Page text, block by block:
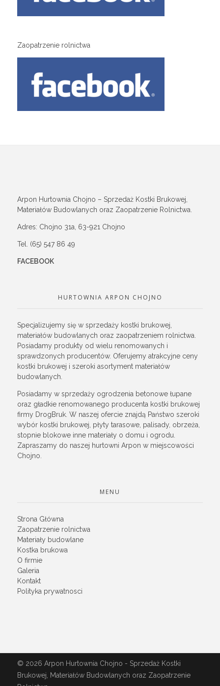
Zaopatrzenie rolnictwa
Arpon Hurtownia Chojno – Sprzedaż Kostki Brukowej,
Materiałów Budowlanych oraz Zaopatrzenie Rolnictwa.
Adres: Chojno 31a, 63-921 Chojno
Tel. (65) 547 86 49
FACEBOOK
HURTOWNIA ARPON CHOJNO
Specjalizujemy się w sprzedaży kostki brukowej,
materiałów budowlanych oraz zaopatrzeniem rolnictwa.
Posiadamy produkty od wielu renomowanych i
sprawdzonych producentów. Oferujemy atrakcyjne ceny
kostki brukowej i szeroki asortyment materiałów
budowlanych.
Posiadamy w sprzedaży ogrodzenia betonowe łupane
oraz gładkie renomowanego producenta kostki brukowej
firmy DrogBruk. W naszej ofercie znajdą Państwo szeroki
wybór kostki brukowej, płyty tarasowe, palisady, obrzeża,
stopnie blokowe inne materiały o domu i ogrodu.
Zapraszamy do naszej hurtowni Arpon w miejscowości
Chojno.
MENU
Strona Główna
Zaopatrzenie rolnictwa
Materiały budowlane
Kostka brukowa
O firmie
Galeria
Kontakt
Polityka prywatnosci
© 2026 Arpon Hurtownia Chojno - Sprzedaż Kostki
Brukowej, Materiałów Budowlanych oraz Zaopatrzenie